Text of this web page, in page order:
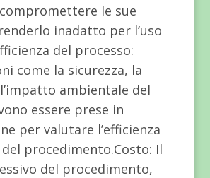
le sue
inadatto per l’uso
del processo:
come la sicurezza, la
ambientale del
essere prese in
per valutare l’efficienza
procedimento.Costo: Il
del procedimento,